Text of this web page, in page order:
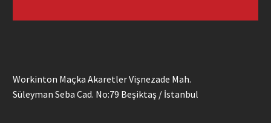
Workinton Maçka Akaretler Vişnezade Mah.
Süleyman Seba Cad. No:79 Beşiktaş / İstanbul